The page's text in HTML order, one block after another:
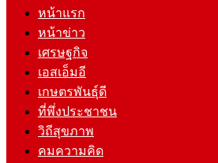
หน้าแรก
หน้าข่าว
เศรษฐกิจ
เอสเอ็มอี
เกษตรพันธุ์ดี
ที่พึ่งประชาชน
วิถีสุขภาพ
คมความคิด